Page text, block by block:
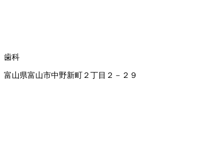
歯科
富山県富山市中野新町２丁目２－２９